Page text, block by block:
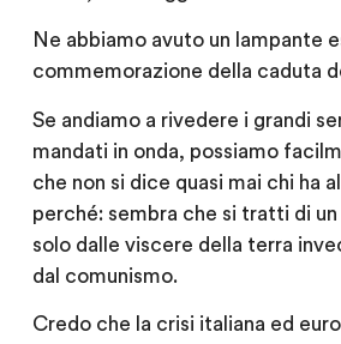
Ne abbiamo avuto un lampante
commemorazione della caduta
Se andiamo a rivedere i grandi
mandati in onda, possiamo
che non si dice quasi mai chi ha
perché: sembra che si tratti di
solo dalle viscere della terra
dal comunismo.
Credo che la crisi italiana ed